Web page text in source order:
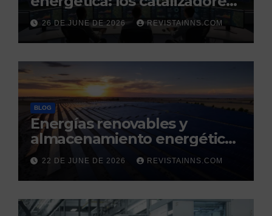
digitales de un nuevo
modelo energético
renovable y resiliente
26 DE JUNE DE 2026 REVISTAINNS.COM
BLOG
Energías renovables y
almacenamiento energético:
la nueva columna vertebral
de la estabilidad del sistema
eléctrico español
22 DE JUNE DE 2026 REVISTAINNS.COM